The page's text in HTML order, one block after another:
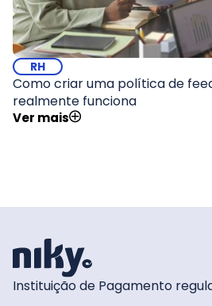
RH
Como criar uma política de
realmente funciona
Ver mais
Instituição de Pagamento